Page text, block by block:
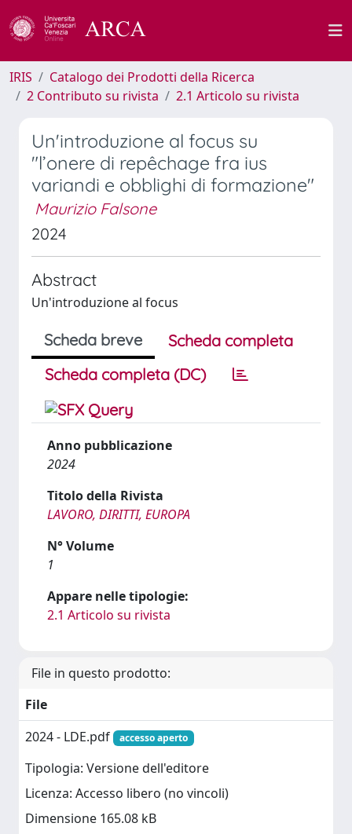
IRIS
Catalogo dei Prodotti della Ricerca
2 Contributo su rivista
2.1 Articolo su rivista
Un'introduzione al focus su
"l’onere di repêchage fra ius
variandi e obblighi di formazione"
Maurizio Falsone
2024
Abstract
Un'introduzione al focus
Scheda breve
Scheda completa
Scheda completa (DC)
Anno pubblicazione
2024
Titolo della Rivista
LAVORO, DIRITTI, EUROPA
N° Volume
1
Appare nelle tipologie:
2.1 Articolo su rivista
File in questo prodotto:
File
2024 - LDE.pdf
accesso aperto
Tipologia: Versione dell'editore
Licenza: Accesso libero (no vincoli)
Dimensione 165.08 kB